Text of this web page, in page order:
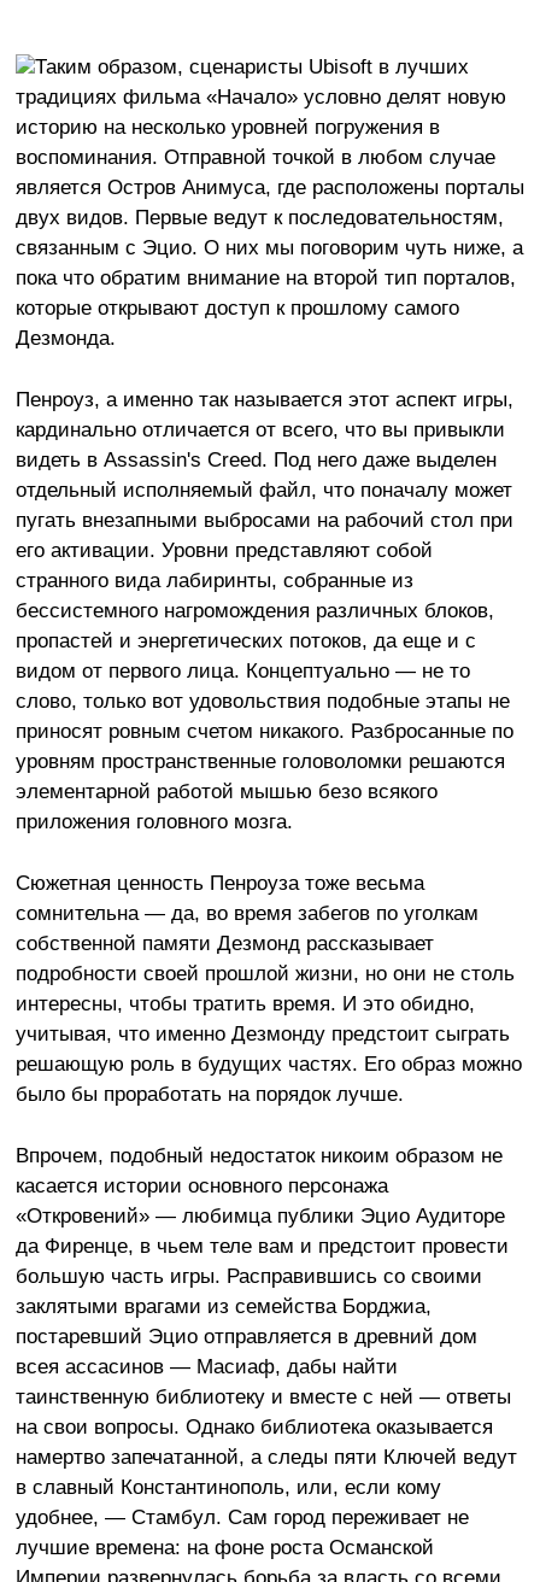
Таким образом, сценаристы Ubisoft в лучших
традициях фильма «Начало» условно делят новую
историю на несколько уровней погружения в
воспоминания. Отправной точкой в любом случае
является Остров Анимуса, где расположены порталы
двух видов. Первые ведут к последовательностям,
связанным с Эцио. О них мы поговорим чуть ниже, а
пока что обратим внимание на второй тип порталов,
которые открывают доступ к прошлому самого
Дезмонда.
Пенроуз, а именно так называется этот аспект игры,
кардинально отличается от всего, что вы привыкли
видеть в Assassin's Creed. Под него даже выделен
отдельный исполняемый файл, что поначалу может
пугать внезапными выбросами на рабочий стол при
его активации. Уровни представляют собой
странного вида лабиринты, собранные из
бессистемного нагромождения различных блоков,
пропастей и энергетических потоков, да еще и с
видом от первого лица. Концептуально — не то
слово, только вот удовольствия подобные этапы не
приносят ровным счетом никакого. Разбросанные по
уровням пространственные головоломки решаются
элементарной работой мышью безо всякого
приложения головного мозга.
Сюжетная ценность Пенроуза тоже весьма
сомнительна — да, во время забегов по уголкам
собственной памяти Дезмонд рассказывает
подробности своей прошлой жизни, но они не столь
интересны, чтобы тратить время. И это обидно,
учитывая, что именно Дезмонду предстоит сыграть
решающую роль в будущих частях. Его образ можно
было бы проработать на порядок лучше.
Впрочем, подобный недостаток никоим образом не
касается истории основного персонажа
«Откровений» — любимца публики Эцио Аудиторе
да Фиренце, в чьем теле вам и предстоит провести
большую часть игры. Расправившись со своими
заклятыми врагами из семейства Борджиа,
постаревший Эцио отправляется в древний дом
всея ассасинов — Масиаф, дабы найти
таинственную библиотеку и вместе с ней — ответы
на свои вопросы. Однако библиотека оказывается
намертво запечатанной, а следы пяти Ключей ведут
в славный Константинополь, или, если кому
удобнее, — Стамбул. Сам город переживает не
лучшие времена: на фоне роста Османской